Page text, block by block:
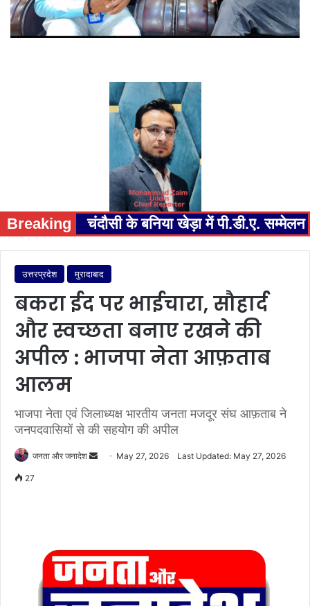
Breaking चंदौसी के बनिया खेड़ा में पी.डी.ए.
उत्तरप्रदेश मुरादाबाद
बकरा ईद पर भाईचारा, सौहार्द
और स्वच्छता बनाए रखने की
अपील : भाजपा नेता आफ़ताब
आलम
भाजपा नेता एवं जिलाध्यक्ष भारतीय जनता मजदूर संघ आफ़ताब ने
जनपदवासियों से की सहयोग की अपील
जनता और जनादेश
e
m
a
May 27, 2026 Last Updated: May 27, 2026
27